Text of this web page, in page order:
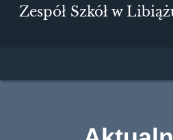
Zespół Szkół w